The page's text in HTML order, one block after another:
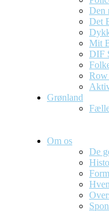
Den
Det
Mit
DIF
Row
Grønland
Om os
De